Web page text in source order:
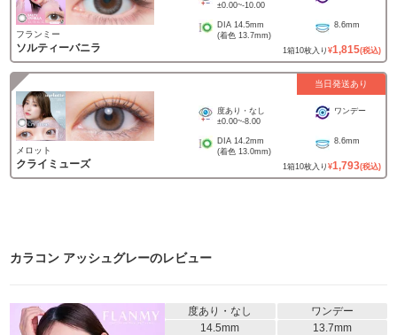
フランミー
ソルティーバニラ
±0.00~-10.00
DIA 14.5mm
(着色 13.7mm)
8.6mm
1箱10枚入り ¥1,815(税込)
当日発送あり
メロット
クライミューズ
度あり・なし
±0.00~-8.00
ワンデー
DIA 14.2mm
(着色 13.0mm)
8.6mm
1箱10枚入り ¥1,793(税込)
カラコン アッシュグレーのレビュー
度あり・なし
ワンデー
14.5mm
13.7mm